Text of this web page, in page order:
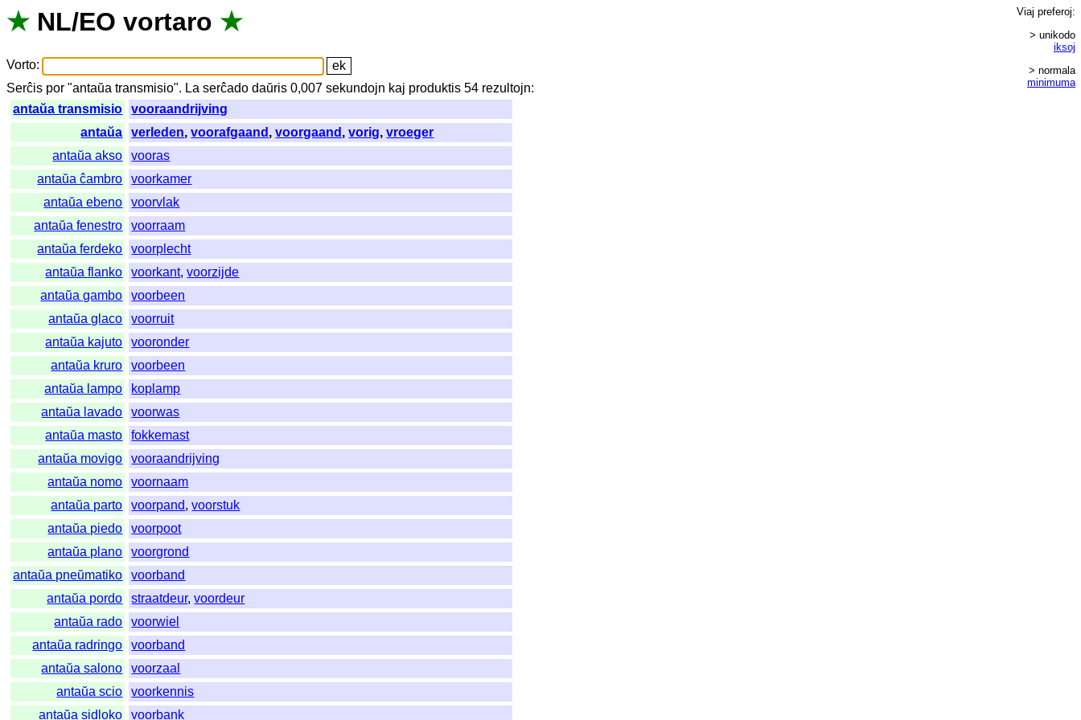
★ NL/EO vortaro ★
Vorto:
Serĉis por "antaŭa transmisio". La serĉado daŭris 0,007sekundojn kaj produktis 54 rezultojn:
antaŭa transmisio
vooraandrijving
antaŭa
verleden,voorafgaand ,voorgaand ,vorig,vroeger
antaŭa akso
vooras
antaŭa ĉambro
voorkamer
antaŭa ebeno
voorvlak
antaŭa fenestro
voorraam
antaŭa ferdeko
voorplecht
antaŭa flanko
voorkant,voorzijde
antaŭa gambo
voorbeen
antaŭa glaco
voorruit
antaŭa kajuto
vooronder
antaŭa kruro
voorbeen
antaŭa lampo
koplamp
antaŭa lavado
voorwas
antaŭa masto
fokkemast
antaŭa movigo
vooraandrijving
antaŭa nomo
voornaam
antaŭa parto
voorpand,voorstuk
antaŭa piedo
voorpoot
antaŭa plano
voorgrond
antaŭa pneŭmatiko
voorband
antaŭa pordo
straatdeur,voordeur
antaŭa rado
voorwiel
antaŭa radringo
voorband
antaŭa salono
voorzaal
antaŭa scio
voorkennis
antaŭa sidloko
voorbank
Viaj preferoj:
> unikodo
iksoj
> normala
minimuma